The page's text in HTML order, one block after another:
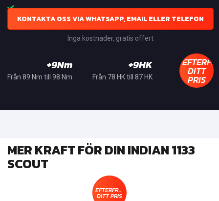
KONTAKTA OSS VIA WHATSAPP, EMAIL ELLER TELEFON
Inga kostnader, gratis offert
+9Nm
Från 89 Nm till 98 Nm
+9HK
Från 78 HK till 87 HK DITT
PRIS
MER KRAFT FÖR DIN INDIAN 1133
SCOUT
EFTERFRÅGA
DITT PRIS